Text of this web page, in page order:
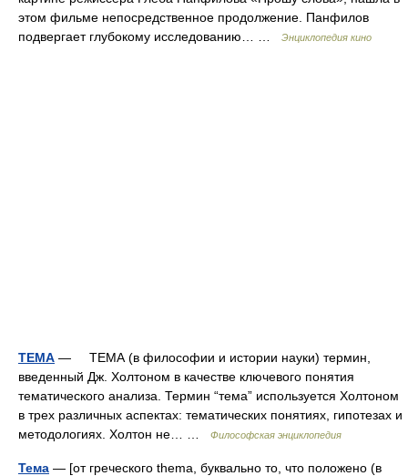
этом фильме непосредственное продолжение. Панфилов
подвергает глубокому исследованию… …
Энциклопедия кино
ТЕМА — ТЕМА (в философии и истории науки) термин,
введенный Дж. Холтоном в качестве ключевого понятия
тематического анализа. Термин “тема” используется Холтоном
в трех различных аспектах: тематических понятиях, гипотезах и
методологиях. Холтон не… …
Философская энциклопедия
Тема — [от греческого thema, буквально то, что положено (в